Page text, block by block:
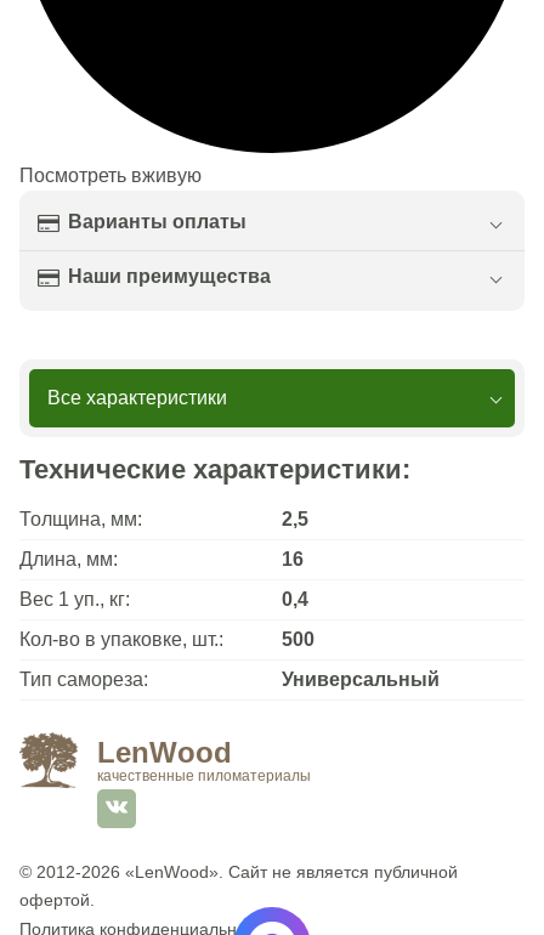
Посмотреть вживую
Варианты оплаты
Наши преимущества
Все характеристики
Технические характеристики:
Толщина, мм:
2,5
Длина, мм:
16
Вес 1 уп., кг:
0,4
Кол-во в упаковке, шт.:
500
Тип самореза:
Универсальный
LenWood
качественные пиломатериалы
© 2012-2026 «LenWood» . Сайт не является публичной
офертой.
Политика конфиденциальности